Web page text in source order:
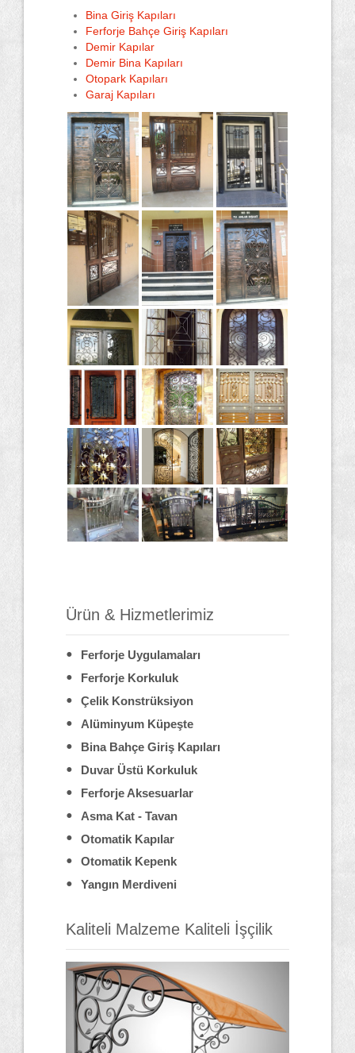
Bina Giriş Kapıları
Ferforje Bahçe Giriş Kapıları
Demir Kapılar
Demir Bina Kapıları
Otopark Kapıları
Garaj Kapıları
Ürün & Hizmetlerimiz
Ferforje Uygulamaları
Ferforje Korkuluk
Çelik Konstrüksiyon
Alüminyum Küpeşte
Bina Bahçe Giriş Kapıları
Duvar Üstü Korkuluk
Ferforje Aksesuarlar
Asma Kat - Tavan
Otomatik Kapılar
Otomatik Kepenk
Yangın Merdiveni
Kaliteli Malzeme Kaliteli İşçilik